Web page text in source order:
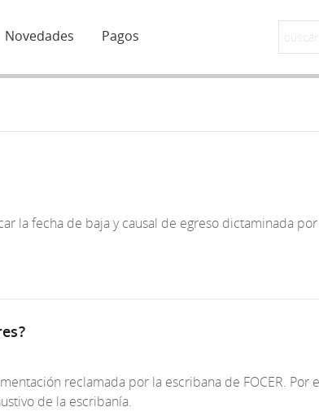
Novedades Pagos
la fecha de baja y causal de egreso dictaminada por
reclamada por la escribana de FOCER. Por
de la escribanía.